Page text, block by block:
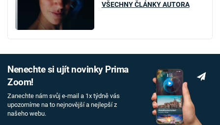
VŠECHNY ČLÁNKY AUTORA
Nenechte si ujít novinky Prima
Zoom!
Zanechte nám svůj e-mail a 1x týdně vás
upozorníme na to nejnovější a nejlepší z
našeho webu.